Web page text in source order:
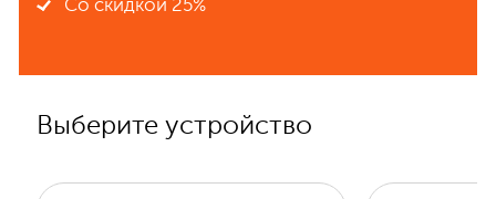
Со скидкой 25%
Выберите устройство